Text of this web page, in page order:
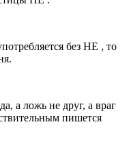
без НЕ , то
а ложь не друг, а враг
пишется